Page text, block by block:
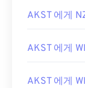
AKST 에게
AKST 에게
AKST 에게